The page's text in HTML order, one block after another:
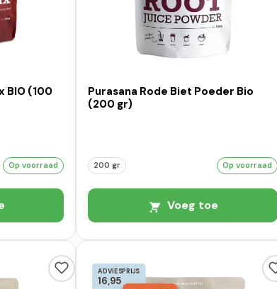
BIO (100
Op voorraad
Purasana Rode Biet Poeder Bio
(200 gr)
200 gr Op voorraad
Voeg toe
ADVIESPRIJS
16,95